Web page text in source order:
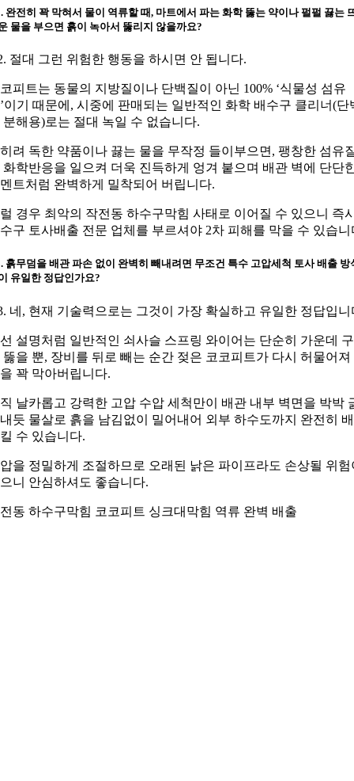
완전히 꽉 막혀서 물이 역류할 때, 마트에서 파는 화학 뚫는 약이나 펄펄 끓는
물을 부으면 흙이 녹아서 뚫리지 않을까요?
절대 그런 위험한 행동을 하시면 안 됩니다.
피트는 동물의 지방질이나 단백질이 아닌 100% ‘식물성 섬유
이기 때문에, 시중에 판매되는 일반적인 화학 배수구 클리너(단
분해용)로는 절대 녹일 수 없습니다.
려 독한 약품이나 끓는 물을 무작정 들이부으면, 팽창한 섬유
화학반응을 일으켜 더욱 진득하게 엉겨 붙으며 배관 벽에 단단
트처럼 완벽하게 밀착되어 버립니다.
경우 최악의 작전동 하수구막힘 사태로 이어질 수 있으니 즉
구 토사배출 전문 업체를 부르셔야 2차 피해를 막을 수 있습니
흙무덤을 배관 파손 없이 완벽히 빼내려면 무조건 특수 고압세척 토사 배출 방
유일한 정답인가요?
네, 현재 기술력으로는 그것이 가장 확실하고 유일한 정답입니
설명처럼 일반적인 쇠사슬 스프링 와이어는 단순히 가운데
뚫을 뿐, 장비를 뒤로 빼는 순간 젖은 코코피트가 다시 허물어져
꽉 막아버립니다.
날카롭고 강력한 고압 수압 세척만이 배관 내부 벽면을 박박
듯 물살로 흙을 남김없이 밀어내어 외부 하수도까지 완전히
수 있습니다.
을 정밀하게 조절하므로 오래된 낡은 파이프라도 손상될 위험
니 안심하셔도 좋습니다.
동 하수구막힘 코코피트 싱크대막힘 역류 완벽 배출